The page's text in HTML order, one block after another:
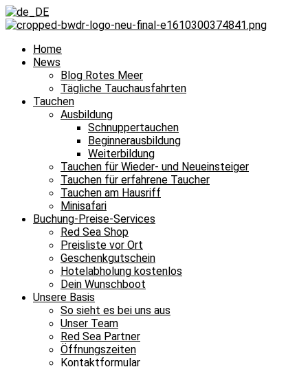
Home
News
Blog Rotes Meer
Tägliche Tauchausfahrten
Tauchen
Ausbildung
Schnuppertauchen
Beginnerausbildung
Weiterbildung
Tauchen für Wieder- und Neueinsteiger
Tauchen für erfahrene Taucher
Tauchen am Hausriff
Minisafari
Buchung-Preise-Services
Red Sea Shop
Preisliste vor Ort
Geschenkgutschein
Hotelabholung kostenlos
Dein Wunschboot
Unsere Basis
So sieht es bei uns aus
Unser Team
Red Sea Partner
Öffnungszeiten
Kontaktformular